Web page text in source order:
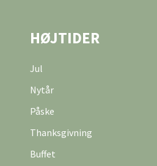
HØJTIDER
Jul
Nytår
Påske
Thanksgivning
Buffet